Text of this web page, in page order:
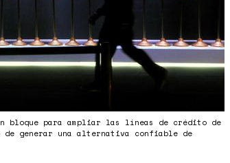
bloque para ampliar las líneas de crédito de
generar una alternativa confiable de